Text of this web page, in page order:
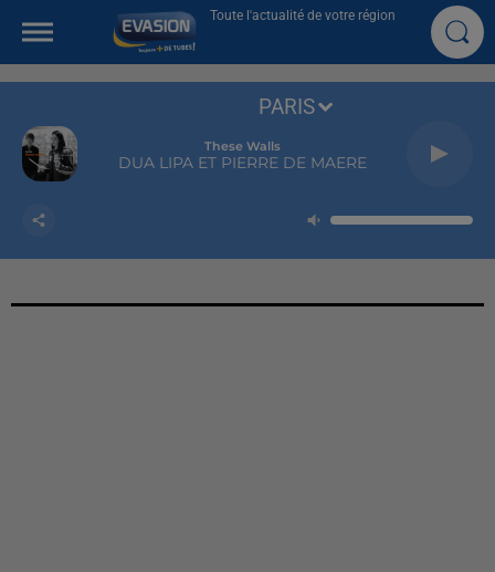
Toute l'actualité de votre région
These Walls
DUA LIPA ET PIERRE DE MAERE
PARIS